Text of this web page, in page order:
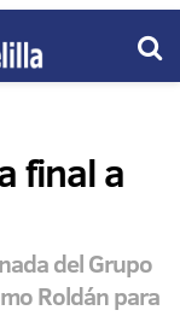
final a
del Grupo
Roldán para